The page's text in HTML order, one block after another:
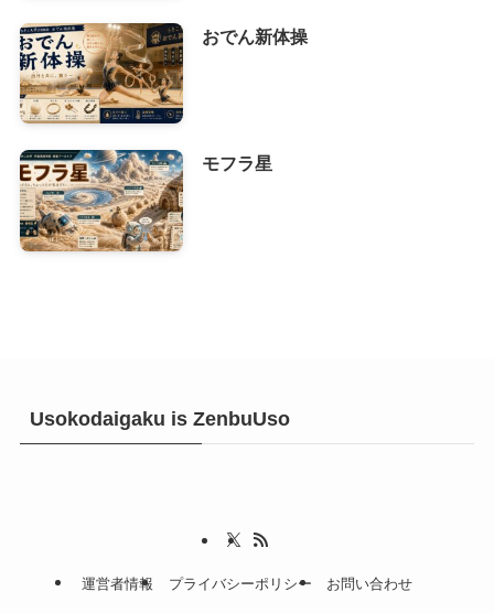
おでん新体操
モフラ星
Usokodaigaku is ZenbuUso
運営者情報 プライバシーポリシー お問い合わせ